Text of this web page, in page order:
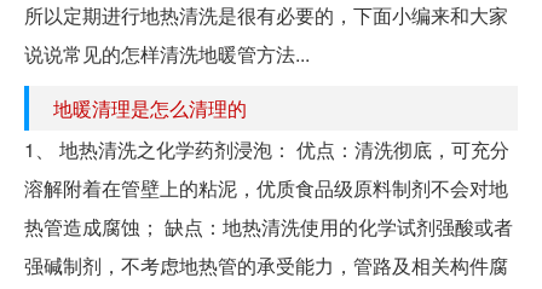
所以定期进行地热清洗是很有必要的，下面小编来和大家
说说常见的怎样清洗地暖管方法...
地暖清理是怎么清理的
1、 地热清洗之化学药剂浸泡： 优点：清洗彻底，可充分
溶解附着在管壁上的粘泥，优质食品级原料制剂不会对地
热管造成腐蚀； 缺点：地热清洗使用的化学试剂强酸或者
强碱制剂，不考虑地热管的承受能力，管路及相关构件腐